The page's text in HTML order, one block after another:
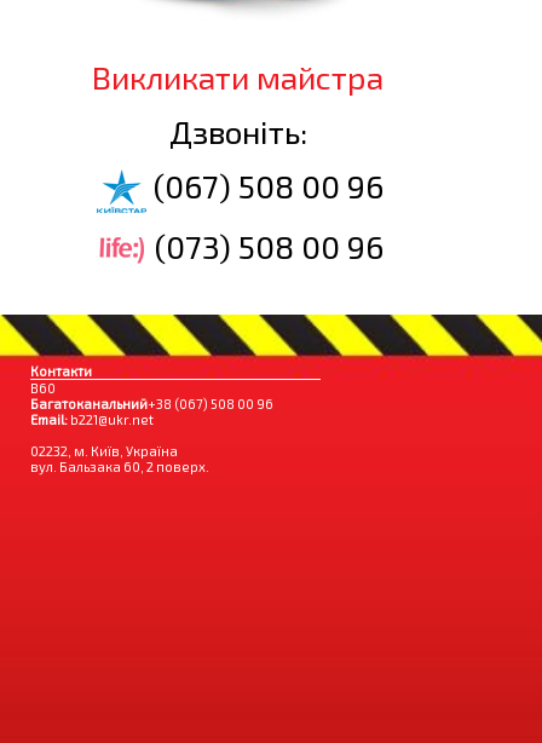
Викликати майстра
Дзвоніть:
(067) 508 00 96
(073) 508 00 96
Контакти
B60
Багатоканальний+38 (067) 508 00 96
Email: b221@ukr.net
02232, м. Київ, Україна
вул. Бальзака 60, 2 поверх.